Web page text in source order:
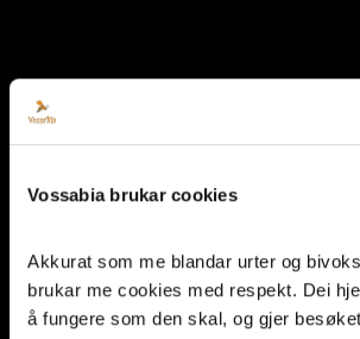
Vossabia brukar cookies
Akkurat som me blandar urter og
brukar me cookies med respekt. Dei
å fungere som den skal, og gjer